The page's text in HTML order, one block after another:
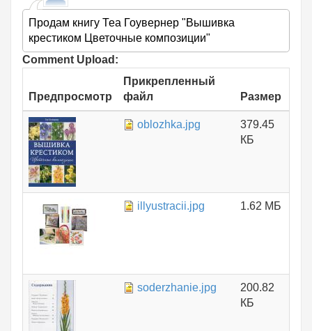
Продам книгу Теа Гоувернер "Вышивка
крестиком Цветочные композиции"
Comment Upload:
Предпросмотр
Прикрепленный
файл
Размер
oblozhka.jpg
379.45
КБ
illyustracii.jpg 1.62 МБ
soderzhanie.jpg
200.82
КБ